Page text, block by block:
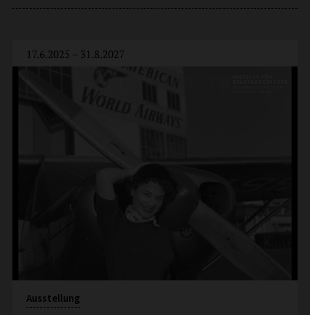
17.6.2025 – 31.8.2027
Ausstellung